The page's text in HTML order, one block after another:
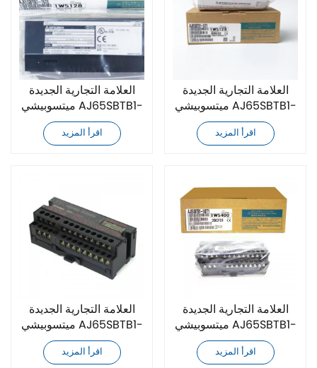
العلامة التجارية الجديدة
ميتسوبيشي AJ65SBTB1-
المدمجة
اقرأ المزيد
العلامة التجارية الجديدة
ميتسوبيشي AJ65SBTB1-
المدمجة
اقرأ المزيد
العلامة التجارية الجديدة
ميتسوبيشي AJ65SBTB1-
المدمجة
اقرأ المزيد
العلامة التجارية الجديدة
ميتسوبيشي AJ65SBTB1-
16DT1 وحدة الإدخال/
الإخراج المدمجة
اقرأ المزيد